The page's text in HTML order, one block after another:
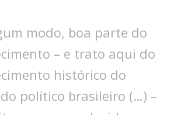
modo, boa parte do
– e trato aqui do
histórico do
político brasileiro (…) –